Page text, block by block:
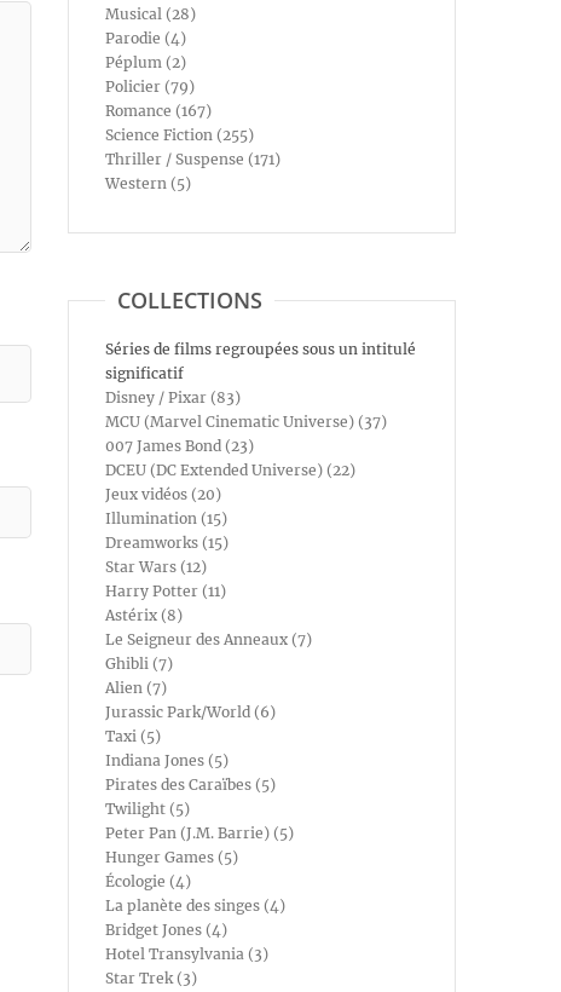
Musical (28)
Parodie (4)
Péplum (2)
Policier (79)
Romance (167)
Science Fiction (255)
Thriller / Suspense (171)
Western (5)
COLLECTIONS
Séries de films regroupées sous un intitulé
significatif
Disney / Pixar (83)
MCU (Marvel Cinematic Universe) (37)
007 James Bond (23)
DCEU (DC Extended Universe) (22)
Jeux vidéos (20)
Illumination (15)
Dreamworks (15)
Star Wars (12)
Harry Potter (11)
Astérix (8)
Le Seigneur des Anneaux (7)
Ghibli (7)
Alien (7)
Jurassic Park/World (6)
Taxi (5)
Indiana Jones (5)
Pirates des Caraïbes (5)
Twilight (5)
Peter Pan (J.M. Barrie) (5)
Hunger Games (5)
Écologie (4)
La planète des singes (4)
Bridget Jones (4)
Hotel Transylvania (3)
Star Trek (3)